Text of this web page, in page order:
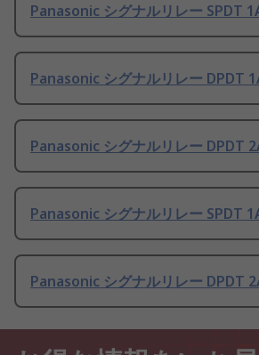
Panasonic シグナルリレー SPDT
Panasonic シグナルリレー DPDT
Panasonic シグナルリレー DPDT
Panasonic シグナルリレー SPDT
Panasonic シグナルリレー DPDT